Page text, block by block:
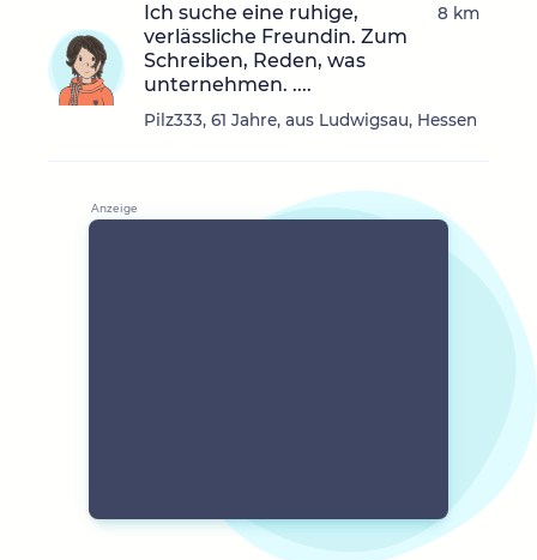
Ich suche eine ruhige,
verlässliche Freundin. Zum
Schreiben, Reden, was
unternehmen. ....
Pilz333, 61 Jahre, aus Ludwigsau, Hessen
8 km